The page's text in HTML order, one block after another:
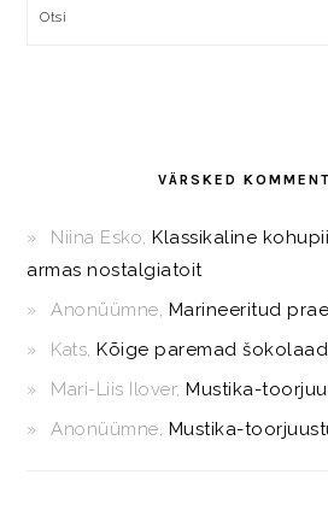
Otsi
VÄRSKED
Niina Esko,Klassikaline
armas nostalgiatoit
Anonüümne, Marineeritud
Kats,Kõige paremad
Mari-Liis Ilover,Mustika-
Anonüümne, Mustika-